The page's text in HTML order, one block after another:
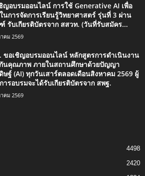
ญอบรมออนไลน์ การใช้ Generative AI เพื่อ
นการจัดการเรียนรู้วิทยาศาสตร์ รุ่นที่ 3 ผ่าน
รับเกียรติบัตรจาก สสวท. (วันที่รับสมัคร...
คม 2569
ขอเชิญอบรมออนไลน์ หลักสูตรการดำเนินงาน
นคุณภาพ ภายในสถานศึกษาด้วยปัญญา
ษฐ์ (AI) ทุกวันเสาร์ตลอดเดือนสิงหาคม 2569 ผู้
ารอบรมจะได้รับเกียรติบัตรจาก สพฐ.
คม 2569
4498
2420